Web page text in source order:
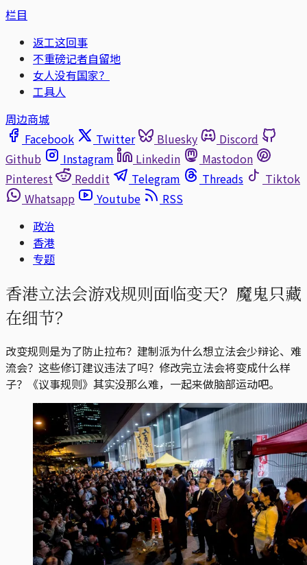
栏目
返工这回事
不重磅记者自留地
女人没有国家？
工具人
周边商城
Facebook
Twitter Bluesky
Discord
Github
Instagram Linkedin
Mastodon
Pinterest
Reddit Telegram Threads
Tiktok
Whatsapp
Youtube
RSS
政治
香港
专题
香港立法会游戏规则面临变天？魔鬼只藏
在细节？
改变规则是为了防止拉布？建制派为什么想立法会少辩论、难
流会？这些修订建议违法了吗？修改完立法会将变成什么样
子？《议事规则》其实没那么难，一起来做脑部运动吧。